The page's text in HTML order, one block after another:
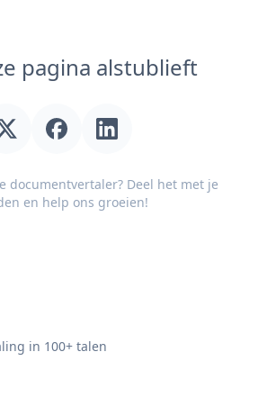
pagina alstublieft
documentvertaler? Deel het met je
en help ons groeien!
in 100+ talen